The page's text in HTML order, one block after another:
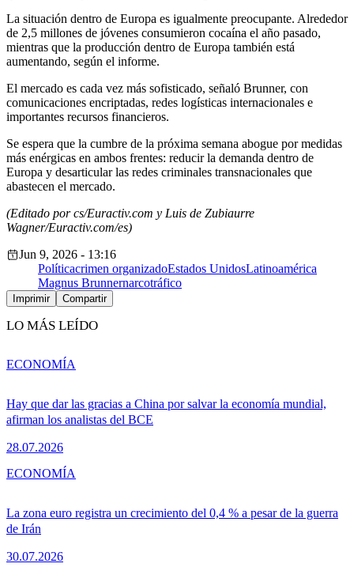
La situación dentro de Europa es igualmente preocupante. Alrededor
de 2,5 millones de jóvenes consumieron cocaína el año pasado,
mientras que la producción dentro de Europa también está
aumentando, según el informe.
El mercado es cada vez más sofisticado, señaló Brunner, con
comunicaciones encriptadas, redes logísticas internacionales e
importantes recursos financieros.
Se espera que la cumbre de la próxima semana abogue por medidas
más enérgicas en ambos frentes: reducir la demanda dentro de
Europa y desarticular las redes criminales transnacionales que
abastecen el mercado.
(Editado por cs/Euractiv.com y Luis de Zubiaurre
Wagner/Euractiv.com/es)
Jun 9, 2026 - 13:16
Políticacrimen organizadoEstados UnidosLatinoamérica
Magnus Brunnernarcotráfico
Imprimir Compartir
LO MÁS LEÍDO
Hay que dar las gracias a China por salvar la economía mundial,
afirman los analistas del BCE
28.07.2026
ECONOMÍA
La zona euro registra un crecimiento del 0,4 % a pesar de la guerra
de Irán
30.07.2026
ECONOMÍA